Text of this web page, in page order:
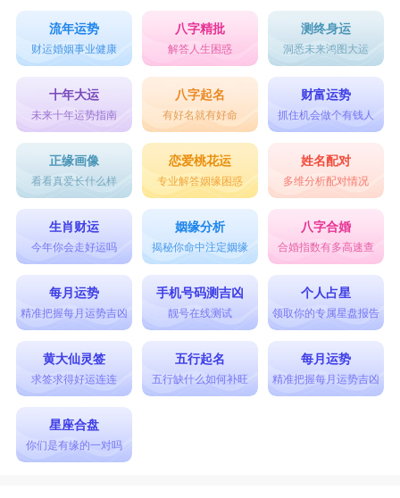
流年运势
财运婚姻事业健康
八字精批
解答人生困惑
测终身运
洞悉未来鸿图大运
十年大运
未来十年运势指南
八字起名
有好名就有好命
财富运势
抓住机会做个有钱人
正缘画像
看看真爱长什么样
恋爱桃花运
专业解答姻缘困惑
姓名配对
多维分析配对情况
生肖财运
今年你会走好运吗
姻缘分析
揭秘你命中注定姻缘
八字合婚
合婚指数有多高速查
每月运势
精准把握每月运势吉凶
手机号码测吉凶
靓号在线测试
个人占星
领取你的专属星盘报告
黄大仙灵签
求签求得好运连连
五行起名
五行缺什么如何补旺
每月运势
精准把握每月运势吉凶
星座合盘
你们是有缘的一对吗